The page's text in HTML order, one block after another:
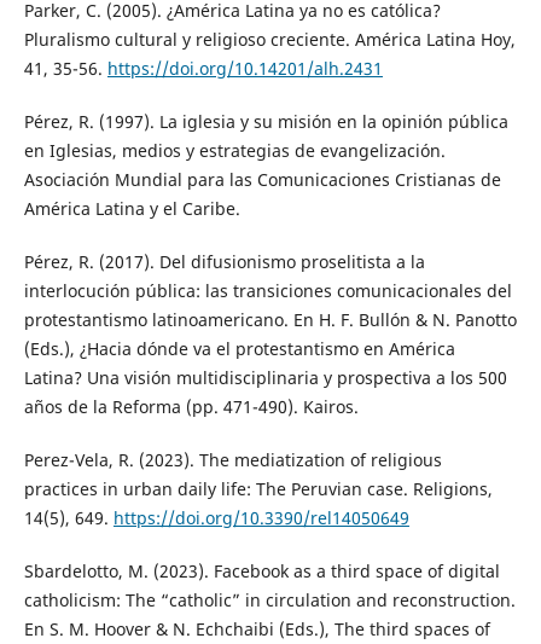
Parker, C. (2005). ¿América Latina ya no es católica?
Pluralismo cultural y religioso creciente. América Latina Hoy,
41, 35-56. https://doi.org/10.14201/alh.2431
Pérez, R. (1997). La iglesia y su misión en la opinión pública
en Iglesias, medios y estrategias de evangelización.
Asociación Mundial para las Comunicaciones Cristianas de
América Latina y el Caribe.
Pérez, R. (2017). Del difusionismo proselitista a la
interlocución pública: las transiciones comunicacionales del
protestantismo latinoamericano. En H. F. Bullón & N. Panotto
(Eds.), ¿Hacia dónde va el protestantismo en América
Latina? Una visión multidisciplinaria y prospectiva a los 500
años de la Reforma (pp. 471-490). Kairos.
Perez-Vela, R. (2023). The mediatization of religious
practices in urban daily life: The Peruvian case. Religions,
14(5), 649. https://doi.org/10.3390/rel14050649
Sbardelotto, M. (2023). Facebook as a third space of digital
catholicism: The “catholic” in circulation and reconstruction.
En S. M. Hoover & N. Echchaibi (Eds.), The third spaces of